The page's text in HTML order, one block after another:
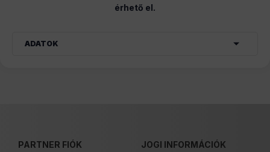
érhető el.
ADATOK
PARTNER FIÓK JOGI INFORMÁCIÓK